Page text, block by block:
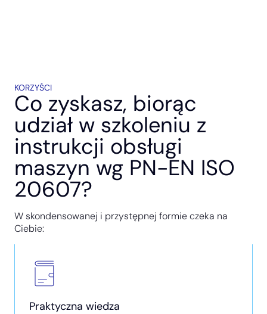
KORZYŚCI
Co zyskasz, biorąc
udział w szkoleniu z
instrukcji obsługi
maszyn wg PN-EN ISO
20607?
W skondensowanej i przystępnej formie czeka na
Ciebie:
Praktyczna wiedza